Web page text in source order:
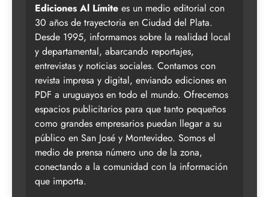
Ediciones Al Límite es un medio editorial con
30 años de trayectoria en Ciudad del Plata.
Desde 1995, informamos sobre la realidad local
y departamental, abarcando reportajes,
entrevistas y noticias sociales. Contamos con
revista impresa y digital, enviando ediciones en
PDF a uruguayos en todo el mundo. Ofrecemos
espacios publicitarios para que tanto pequeños
como grandes empresarios puedan llegar a su
público en San José y Montevideo. Somos el
medio de prensa número uno de la zona,
conectando a la comunidad con la información
que importa.